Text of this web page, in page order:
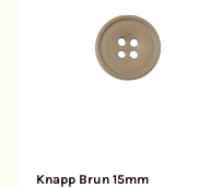
Knapp Brun 15mm